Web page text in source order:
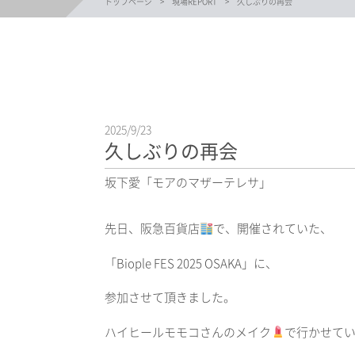
2025/9/23
久しぶりの再会
坂下愛「モアのマザーテレサ」
先日、阪急百貨店
で、開催されていた、
「Biople FES 2025 OSAKA」に、
参加させて頂きました。
ハイヒールモモコさんのメイク
で行かせて